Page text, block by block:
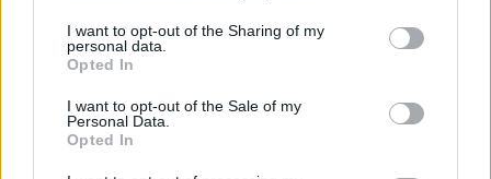
I want to opt-out of the Sharing of my
personal data.
Opted In
I want to opt-out of the Sale of my
Personal Data.
Opted In
Mârlănii de președinte: Iohannis a devansat
ceremonia de 1 Decembrie ca să plece mai
repede în Dubai și n-a invitat Opoziția la
recepție